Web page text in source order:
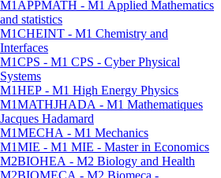
M1APPMATH - M1 Applied Mathematics
and statistics
M1CHEINT - M1 Chemistry and
Interfaces
M1CPS - M1 CPS - Cyber Physical
Systems
M1HEP - M1 High Energy Physics
M1MATHJHADA - M1 Mathematiques
Jacques Hadamard
M1MECHA - M1 Mechanics
M1MIE - M1 MIE - Master in Economics
M2BIOHEA - M2 Biology and Health
M2BIOMECA - M2 Biomeca -